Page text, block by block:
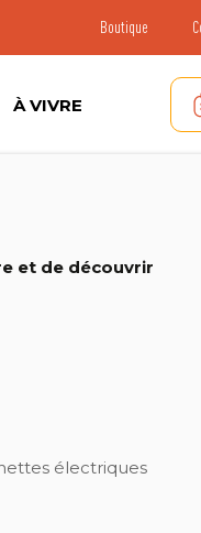
Boutique
À VIVRE
et de découvrir
électriques